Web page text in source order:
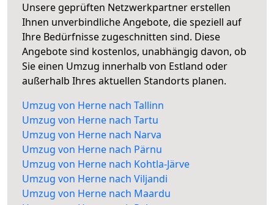
Unsere geprüften Netzwerkpartner erstellen
Ihnen unverbindliche Angebote, die speziell auf
Ihre Bedürfnisse zugeschnitten sind. Diese
Angebote sind kostenlos, unabhängig davon, ob
Sie einen Umzug innerhalb von Estland oder
außerhalb Ihres aktuellen Standorts planen.
Umzug von Herne nach Tallinn
Umzug von Herne nach Tartu
Umzug von Herne nach Narva
Umzug von Herne nach Pärnu
Umzug von Herne nach Kohtla-Järve
Umzug von Herne nach Viljandi
Umzug von Herne nach Maardu